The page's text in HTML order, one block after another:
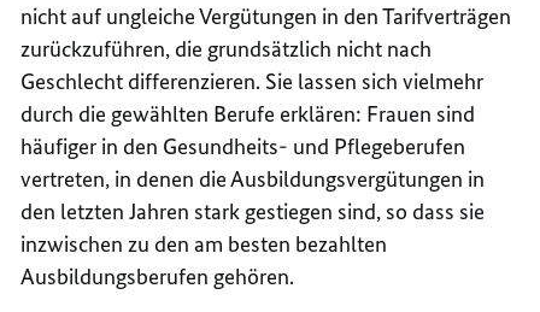
nicht auf ungleiche Vergütungen in den Tarifverträgen
zurückzuführen, die grundsätzlich nicht nach
Geschlecht differenzieren. Sie lassen sich vielmehr
durch die gewählten Berufe erklären: Frauen sind
häufiger in den Gesundheits- und Pflegeberufen
vertreten, in denen die Ausbildungsvergütungen in
den letzten Jahren stark gestiegen sind, so dass sie
inzwischen zu den am besten bezahlten
Ausbildungsberufen gehören.